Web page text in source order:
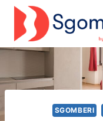
Salta
contenuto
SGOMBERI